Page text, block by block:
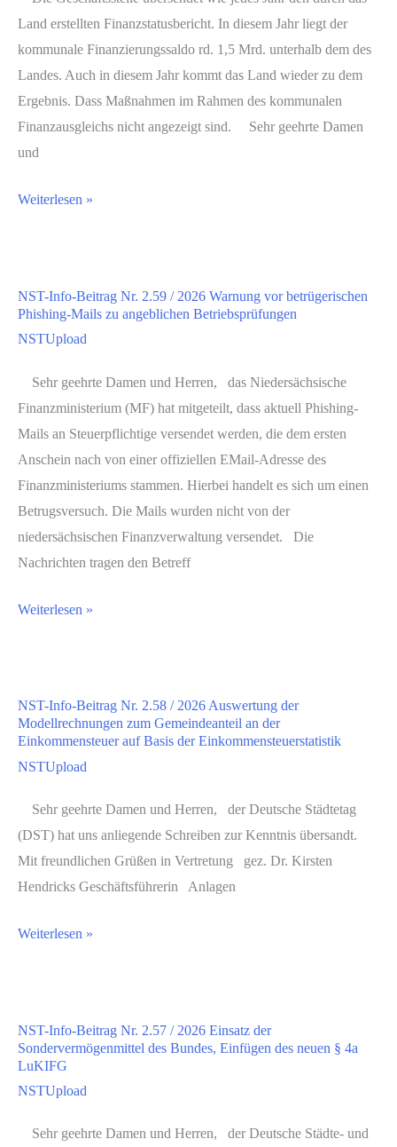
Land erstellten Finanzstatusbericht. In diesem Jahr liegt der
kommunale Finanzierungssaldo rd. 1,5 Mrd. unterhalb dem des
Landes. Auch in diesem Jahr kommt das Land wieder zu dem
Ergebnis. Dass Maßnahmen im Rahmen des kommunalen
Finanzausgleichs nicht angezeigt sind. Sehr geehrte Damen
und
HVB-
/
des
Landes
zur
Entwicklung
der
Finanz-
und
Haushaltslage
Landes
niedersächsischen
Kommunen
2025
Finanzstatusbericht
2026
Weiterlesen »
NST-Info-Beitrag Nr. 2.59 / 2026 Warnung vor betrügerischen
Phishing-Mails zu angeblichen Betriebsprüfungen
NSTUpload
Sehr geehrte Damen und Herren, das Niedersächsische
Finanzministerium (MF) hat mitgeteilt, dass aktuell Phishing-
Mails an Steuerpflichtige versendet werden, die dem ersten
Anschein nach von einer offiziellen EMail-Adresse des
Finanzministeriums stammen. Hierbei handelt es sich um einen
Betrugsversuch. Die Mails wurden nicht von der
niedersächsischen Finanzverwaltung versendet. Die
Nachrichten tragen den Betreff
NST-
2.59
/
2026
vor
betrügerischen
Phishing-
Mails
angeblichen
Weiterlesen »
NST-Info-Beitrag Nr. 2.58 / 2026 Auswertung der
Modellrechnungen zum Gemeindeanteil an der
Einkommensteuer auf Basis der Einkommensteuerstatistik
NSTUpload
Sehr geehrte Damen und Herren, der Deutsche Städtetag
(DST) hat uns anliegende Schreiben zur Kenntnis übersandt.
Mit freundlichen Grüßen in Vertretung gez. Dr. Kirsten
Hendricks Geschäftsführerin Anlagen
NST-
2.58
/
2026
der
Weiterlesen »
NST-Info-Beitrag Nr. 2.57 / 2026 Einsatz der
Sondervermögenmittel des Bundes, Einfügen des neuen § 4a
LuKIFG
NSTUpload
Sehr geehrte Damen und Herren, der Deutsche Städte- und